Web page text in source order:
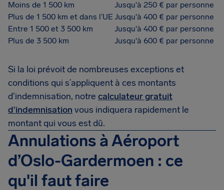
Moins de 1 500 km
Jusqu'à 250 € par personne
Plus de 1 500 km et dans l’UE Jusqu'à 400 € par personne
Entre 1 500 et 3 500 km
Jusqu'à 400 € par personne
Plus de 3 500 km
Jusqu'à 600 € par personne
Si la loi prévoit de nombreuses exceptions et
conditions qui s’appliquent à ces montants
d'indemnisation, notre calculateur gratuit
d’indemnisation vous indiquera rapidement le
montant qui vous est dû.
Annulations à Aéroport
d’Oslo-Gardermoen : ce
qu'il faut faire